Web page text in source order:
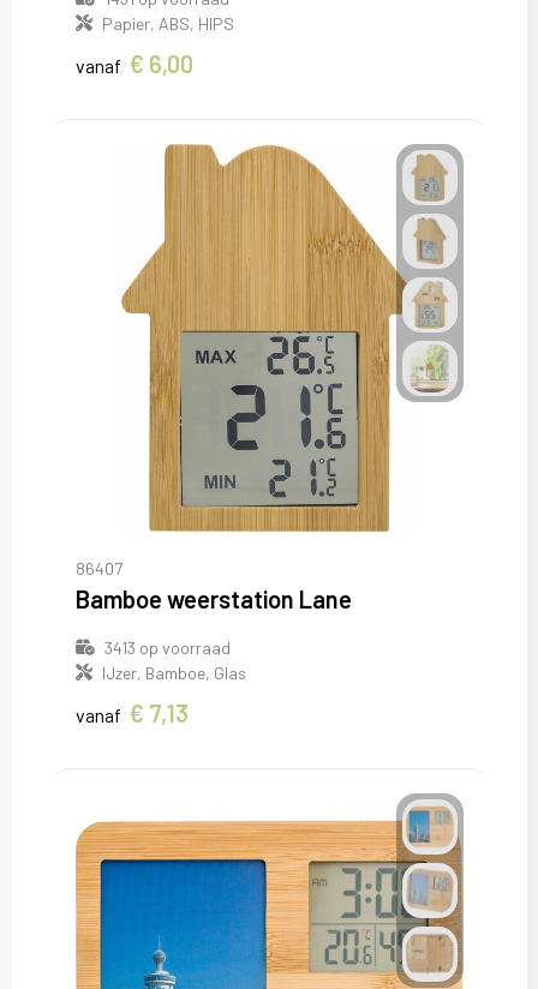
Papier, ABS, HIPS
vanaf € 6,00
86407
Bamboe weerstation Lane
3413 op voorraad
IJzer, Bamboe, Glas
vanaf € 7,13